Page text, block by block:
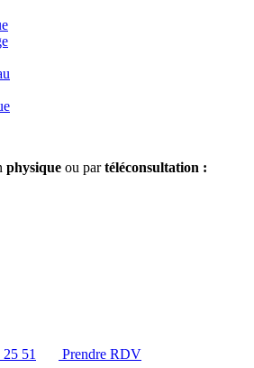
physique ou partéléconsultation :
51 Prendre RDV